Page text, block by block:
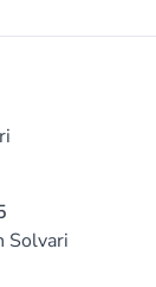
Solvari